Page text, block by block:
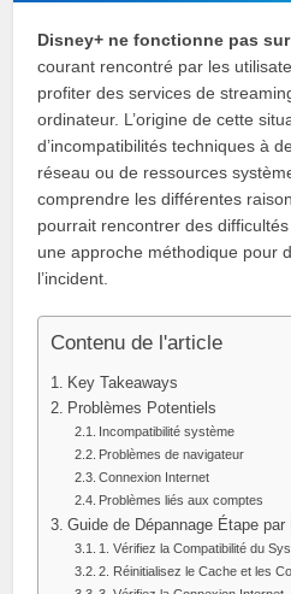
Disney+ ne fonctionne pas sur
courant rencontré par les
profiter des services de
ordinateur. L’origine de cette
d’incompatibilités techniques à
réseau ou de ressources
comprendre les différentes
pourrait rencontrer des
une approche méthodique pour
l’incident.
Contenu de l'article
Key Takeaways
Problèmes Potentiels
Incompatibilité système
Problèmes de navigateur
Connexion Internet
Problèmes liés aux comptes
Guide de Dépannage Étape par
1. Vérifiez la Compatibilité du
2. Réinitialisez le Cache et les